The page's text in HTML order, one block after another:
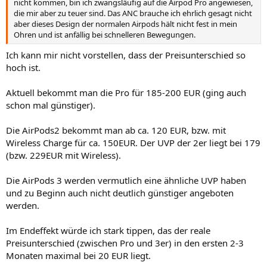
nicht kommen, bin ich zwangsläufig auf die Airpod Pro angewiesen,
die mir aber zu teuer sind. Das ANC brauche ich ehrlich gesagt nicht
aber dieses Design der normalen Airpods hält nicht fest in mein
Ohren und ist anfällig bei schnelleren Bewegungen.
Ich kann mir nicht vorstellen, dass der Preisunterschied so
hoch ist.
Aktuell bekommt man die Pro für 185-200 EUR (ging auch
schon mal günstiger).
Die AirPods2 bekommt man ab ca. 120 EUR, bzw. mit
Wireless Charge für ca. 150EUR. Der UVP der 2er liegt bei 179
(bzw. 229EUR mit Wireless).
Die AirPods 3 werden vermutlich eine ähnliche UVP haben
und zu Beginn auch nicht deutlich günstiger angeboten
werden.
Im Endeffekt würde ich stark tippen, das der reale
Preisunterschied (zwischen Pro und 3er) in den ersten 2-3
Monaten maximal bei 20 EUR liegt.